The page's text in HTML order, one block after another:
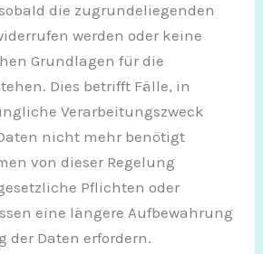
die zugrundeliegenden
werden oder keine
Grundlagen für die
Dies betrifft Fälle, in
Verarbeitungszweck
nicht mehr benötigt
von dieser Regelung
Pflichten oder
eine längere Aufbewahrung
der Daten erfordern.